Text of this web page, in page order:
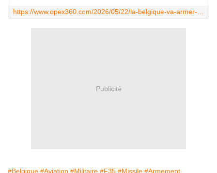
Publicité
#Belgique #Aviation #Militaire #F35 #Missile #Armement